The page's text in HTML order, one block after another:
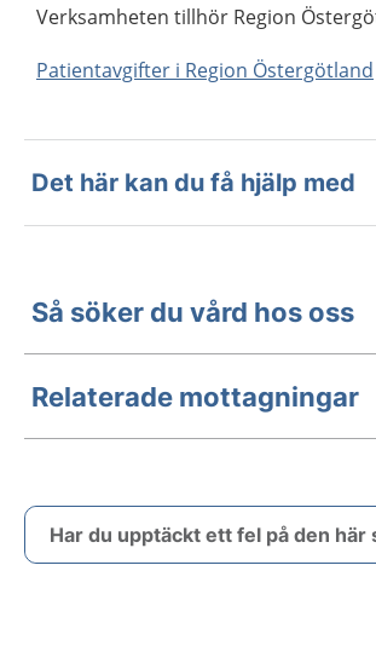
Verksamheten tillhör Region
Patientavgifter i Region Östergötland
Det här kan du få hjälp med
Så söker du vård hos oss
Relaterade mottagningar
Har du upptäckt ett fel på den här